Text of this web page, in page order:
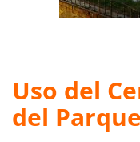
Uso del
del Parque